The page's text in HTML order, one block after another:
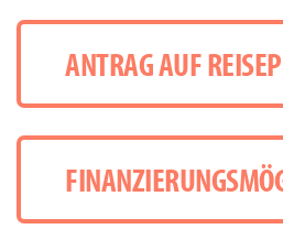
ANTRAG AUF